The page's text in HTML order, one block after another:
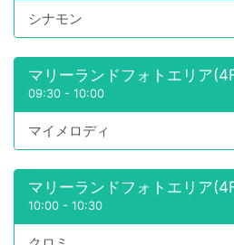
シナモン
マリーランドフォトエリア
09:30 - 10:00
マイメロディ
マリーランドフォトエリア
10:00 - 10:30